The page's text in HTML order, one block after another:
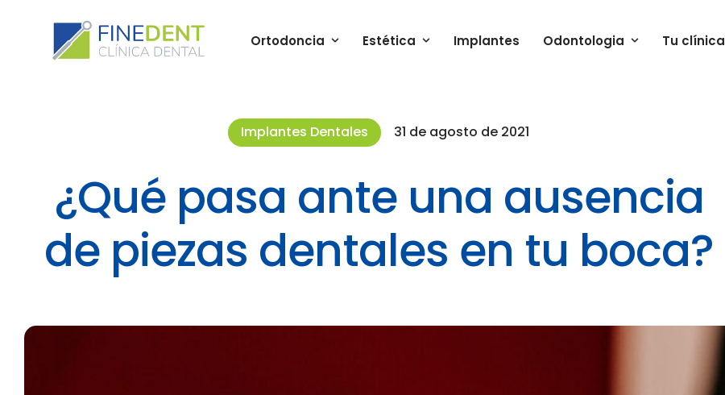
Ortodoncia Estética Implantes Odontologia Tu clínica
Implantes Dentales 31 de agosto de 2021
¿Qué pasa ante una ausencia
de piezas dentales en tu boca?